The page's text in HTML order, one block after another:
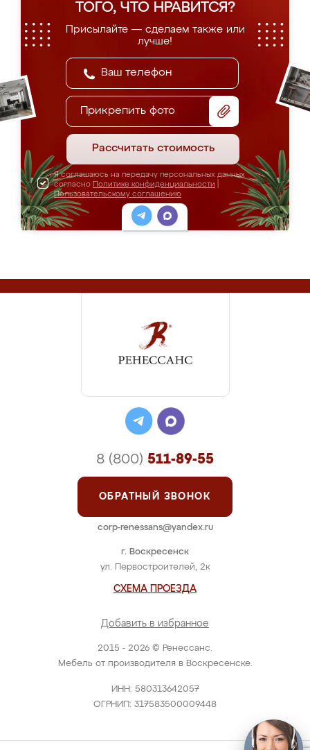
ТОГО, ЧТО НРАВИТСЯ?
Присылайте — сделаем также или
лучше!
Прикрепить фото
Рассчитать стоимость
Я соглашаюсь на передачу персональных данных
согласно Политике конфиденциальности
Пользовательскому соглашению
2015 - 2026 © Ренессанс.
Мебель от производителя в Воскресенске.
ИНН: 580313642057
ОГРНИП: 317583500009448
г. Воскресенск
ул. Первостроителей, 2к
СХЕМА ПРОЕЗДА
Добавить в избранное
8 (800) 511-89-55
ОБРАТНЫЙ ЗВОНОК
corp-renessans@yandex.ru